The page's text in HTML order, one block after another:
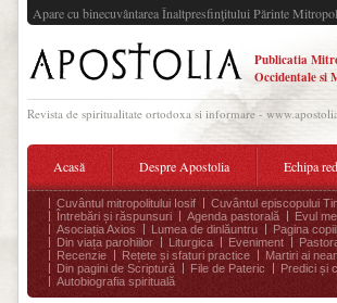
Apare cu binecuvântarea Înaltpresfinţitului Părinte
Publicatia
Occidentale si
Revista de spiritualitate ortodoxa si informare -
Acasă Despre Apostolia Echipa
Cuvântul mitropolitului Iosif Cuvântul episcopului
Întrebări și răspunsuri
Agenda pastorală Evul
Asociația Axios
Lumea de dinlăuntru Pagina
Din viața parohiilor
Liturgica Eveniment
Recenzie
Rețete și sfaturi practice Martiri ai
Din pagini de Scriptură
File de Pateric Predici și
Autobiografia spirituală